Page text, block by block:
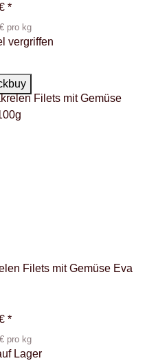
*
pro kg
vergriffen
Filets mit Gemüse Eva
*
pro kg
Lager